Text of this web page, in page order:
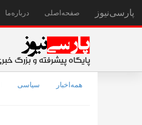
پارسی‌نیوز صفحه‌اصلی درباره‌ما
همه‌اخبار سیاسی